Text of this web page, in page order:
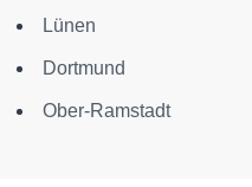
Lünen
Dortmund
Ober-Ramstadt